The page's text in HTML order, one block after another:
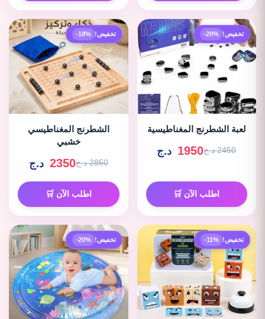
تخفيض! -20%
لعبة الشطرنج المغناطيسية
2450 د.ج 1950 د.ج
اطلب الآن 🛒
تخفيض! -18%
الشطرنج المغناطيسي
خشبي
2850 د.ج 2350 د.ج
اطلب الآن 🛒
تخفيض! -11% تخفيض! -20%